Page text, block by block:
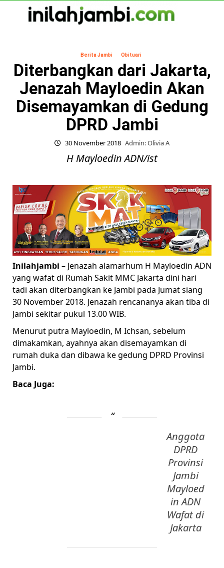
Berita Jambi Obituari
Diterbangkan dari Jakarta,
Jenazah Mayloedin Akan
Disemayamkan di Gedung
DPRD Jambi
30 November 2018 Admin: Olivia A
H Mayloedin ADN/ist
Inilahjambi – Jenazah alamarhum H Mayloedin ADN
yang wafat di Rumah Sakit MMC Jakarta dini hari
tadi akan diterbangkan ke Jambi pada Jumat siang
30 November 2018. Jenazah rencananya akan tiba di
Jambi sekitar pukul 13.00 WIB.
Menurut putra Mayloedin, M Ichsan, sebelum
dimakamkan, ayahnya akan disemayamkan di
rumah duka dan dibawa ke gedung DPRD Provinsi
Jambi.
Baca Juga:
Anggota
DPRD
Provinsi
Jambi
Mayloed
in ADN
Wafat di
Jakarta